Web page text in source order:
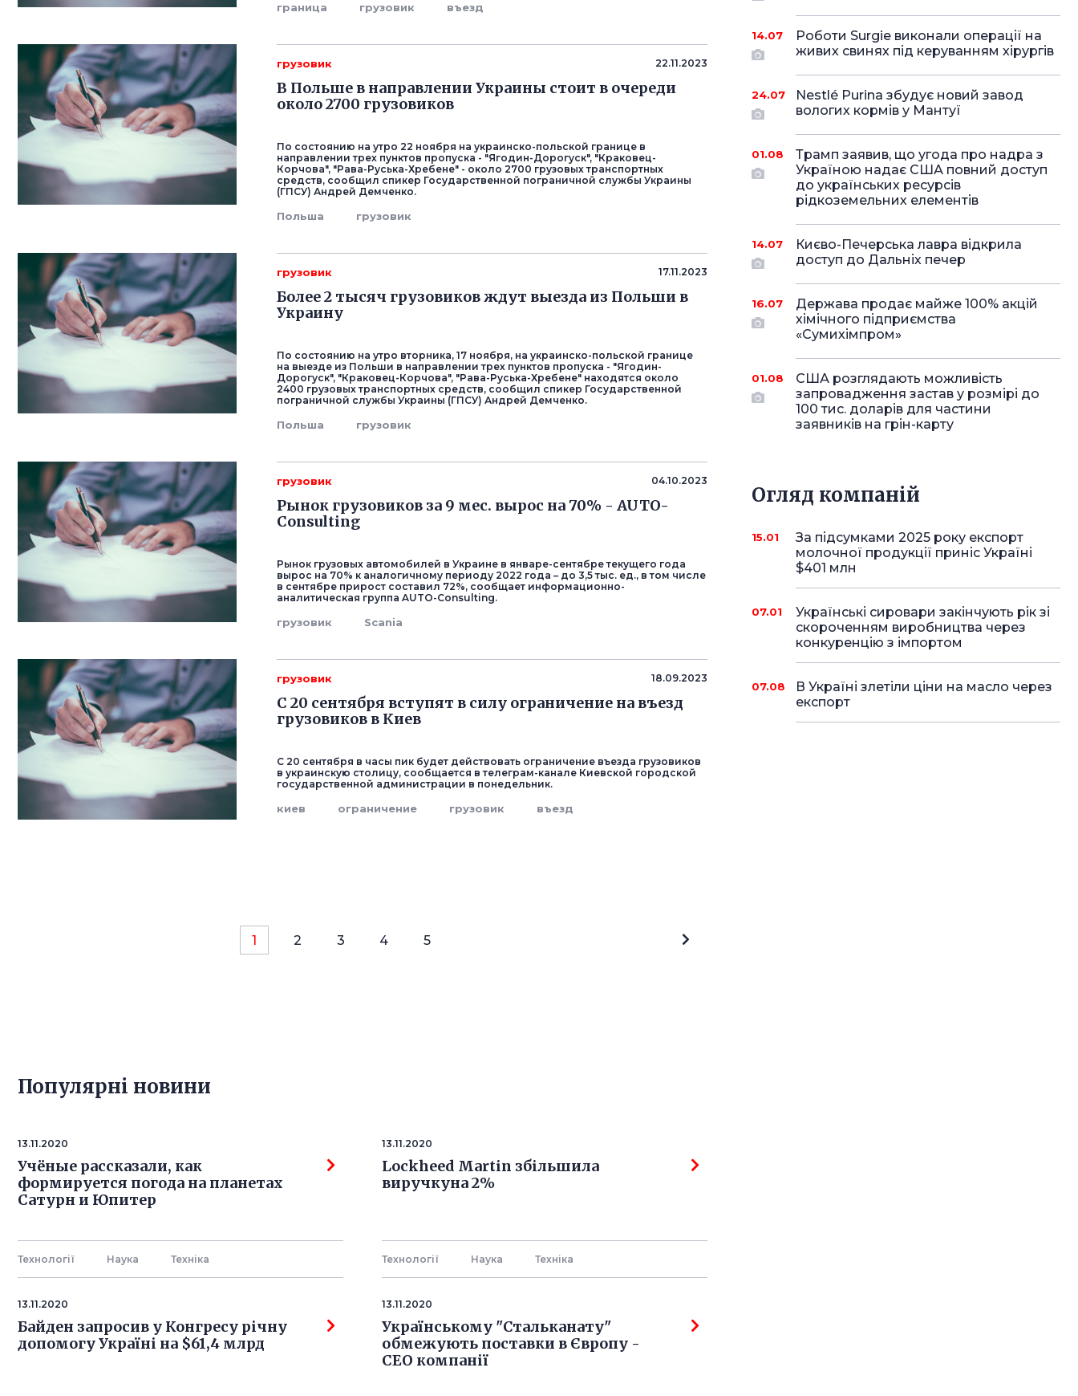
граница грузовик въезд
грузовик 22.11.2023
В Польше в направлении Украины стоит в очереди
около 2700 грузовиков
По состоянию на утро 22 ноября на украинско-польской границе в
направлении трех пунктов пропуска - "Ягодин-Дорогуск", "Краковец-
Корчова", "Рава-Руська-Хребене" - около 2700 грузовых транспортных
средств, сообщил спикер Государственной пограничной службы Украины
(ГПСУ) Андрей Демченко.
Польша грузовик
грузовик 17.11.2023
Более 2 тысяч грузовиков ждут выезда из Польши в
Украину
По состоянию на утро вторника, 17 ноября, на украинско-польской границе
на выезде из Польши в направлении трех пунктов пропуска - "Ягодин-
Дорогуск", "Краковец-Корчова", "Рава-Руська-Хребене" находятся около
2400 грузовых транспортных средств, сообщил спикер Государственной
пограничной службы Украины (ГПСУ) Андрей Демченко.
Польша грузовик
грузовик 04.10.2023
Рынок грузовиков за 9 мес. вырос на 70% - AUTO-
Consulting
Рынок грузовых автомобилей в Украине в январе-сентябре текущего года
вырос на 70% к аналогичному периоду 2022 года – до 3,5 тыс. ед., в том числе
в сентябре прирост составил 72%, сообщает информационно-
аналитическая группа AUTO-Consulting.
грузовик Scania
грузовик 18.09.2023
С 20 сентября вступят в силу ограничение на въезд
грузовиков в Киев
С 20 сентября в часы пик будет действовать ограничение въезда грузовиков
в украинскую столицу, сообщается в телеграм-канале Киевской городской
государственной администрации в понедельник.
киев ограничение грузовик въезд
1 2 3 4 5
Популярнi новини
13.11.2020
Учёные рассказали, как
формируется погода на планетах
Сатурн и Юпитер
Технології Наука Технiка
13.11.2020
Lockheed Martin збільшила
виручкуна 2%
Технології Наука Технiка
13.11.2020
Байден запросив у Конгресу річну
допомогу Україні на $61,4 млрд
13.11.2020
Українському "Стальканату"
обмежують поставки в Європу -
СЕО компанії
14.07
Роботи Surgie виконали операції на
живих свинях під керуванням хірургів
24.07
Nestlé Purina збудує новий завод
вологих кормів у Мантуї
01.08
Трамп заявив, що угода про надра з
Україною надає США повний доступ
до українських ресурсів
рідкоземельних елементів
14.07
Києво-Печерська лавра відкрила
доступ до Дальніх печер
16.07
Держава продає майже 100% акцій
хімічного підприємства
«Сумихімпром»
01.08
США розглядають можливість
запровадження застав у розмірі до
100 тис. доларів для частини
заявників на грін-карту
Огляд компаній
15.01
За підсумками 2025 року експорт
молочної продукції приніс Україні
$401 млн
07.01
Українські сировари закінчують рік зі
скороченням виробництва через
конкуренцію з імпортом
07.08
В Україні злетіли ціни на масло через
експорт